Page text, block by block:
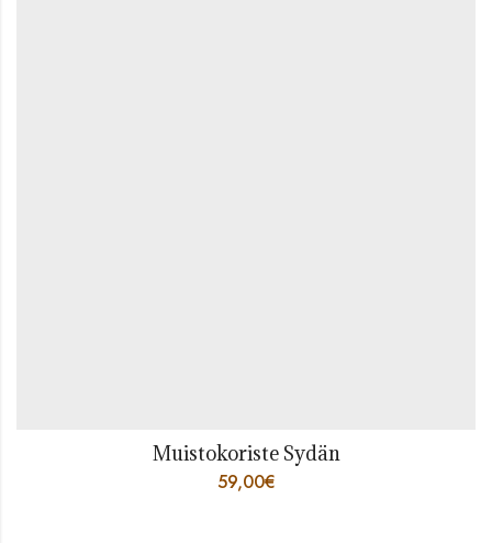
Muistokoriste Sydän
59,00€